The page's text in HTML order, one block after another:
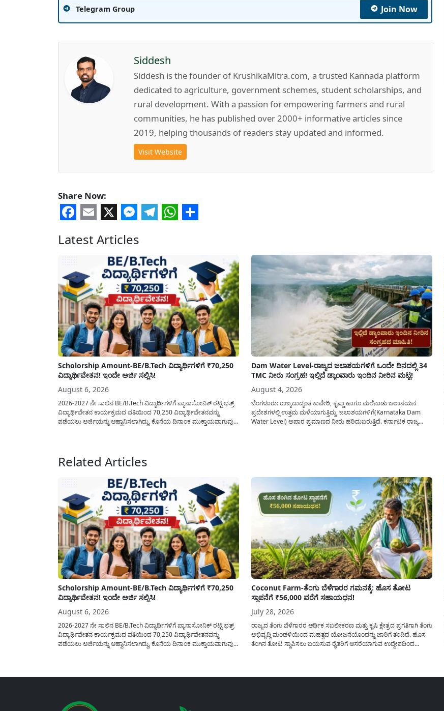
Telegram Group Join Now
Siddesh
Siddesh is the founder of KrushikaMitra.com, a trusted Kannada platform
dedicated to agriculture, government schemes, student scholarships, and
rural development. With a passion for empowering farmers and rural
communities, he has published over 2000+ informative articles since
2019, helping thousands of readers stay updated and informed.
Visit Website
Share Now:
Facebook
Email
X Messenger
Telegram
WhatsApp
Share
Latest Articles
Scholorship Amount-BE/B.Tech ವಿದ್ಯಾರ್ಥಿಗಳಿಗೆ ₹70,250
ವಿದ್ಯಾರ್ಥಿವೇತನ! ಇಂದೇ ಅರ್ಜಿ ಸಲ್ಲಿಸಿ!
August 6, 2026
2026-2027 ನೇ ಸಾಲಿನ BE/B.Tech ವಿದ್ಯಾರ್ಥಿಗಳಿಗೆ ಪ್ಯಾನಾಸೋನಿಕ್ ರಟ್ಟಿ ಛತ್ರ್
ವಿದ್ಯಾರ್ಥಿವೇತನ ಕಾರ್ಯಕ್ರಮದ ವತಿಯಿಂದ 70,250 ವಿದ್ಯಾರ್ಥಿವೇತನವನ್ನು
ಪಡೆಯಲು ಅರ್ಜಿಯನ್ನು ಆಹ್ವಾನಿಸಲಾಗಿದ್ದು, ಕೊನೆಯ ದಿನಾಂಕ ಮುಕ್ತಾಯವಾಗುವುದ
Dam Water Level-ರಾಜ್ಯದ ಜಲಾಶಯಗಳಿಗೆ ಒಂದೇ ದಿನದಲ್ಲಿ 34
TMC ನೀರು ಸಂಗ್ರಹ! ಇಲ್ಲಿದೆ ಡ್ಯಾಂವಾರು ಇಂದಿನ ನೀರಿನ ಮಟ್ಟ!
August 4, 2026
ಬೆಂಗಳೂರು: ರಾಜ್ಯದಾದ್ಯಂತ ಕಾವೇರಿ, ಕೃಷ್ಣಾ ಹಾಗೂ ಮಲೆನಾಡು ಜಲಾನಯನ
ಪ್ರದೇಶಗಳಲ್ಲಿ ಉತ್ತಮ ಮಳೆಯಾಗುತ್ತಿದ್ದು, ಜಲಾಶಯಗಳಿಗೆ(Karnataka Dam
Water Level) ಅಪಾರ ಪ್ರಮಾಣದ ನೀರು ಹರಿದುಬರುತ್ತಿದೆ. ಕರ್ನಾಟಕ ರಾಜ್ಯ
Related Articles
Scholorship Amount-BE/B.Tech ವಿದ್ಯಾರ್ಥಿಗಳಿಗೆ ₹70,250
ವಿದ್ಯಾರ್ಥಿವೇತನ! ಇಂದೇ ಅರ್ಜಿ ಸಲ್ಲಿಸಿ!
August 6, 2026
2026-2027 ನೇ ಸಾಲಿನ BE/B.Tech ವಿದ್ಯಾರ್ಥಿಗಳಿಗೆ ಪ್ಯಾನಾಸೋನಿಕ್ ರಟ್ಟಿ ಛತ್ರ್
ವಿದ್ಯಾರ್ಥಿವೇತನ ಕಾರ್ಯಕ್ರಮದ ವತಿಯಿಂದ 70,250 ವಿದ್ಯಾರ್ಥಿವೇತನವನ್ನು
ಪಡೆಯಲು ಅರ್ಜಿಯನ್ನು ಆಹ್ವಾನಿಸಲಾಗಿದ್ದು, ಕೊನೆಯ ದಿನಾಂಕ ಮುಕ್ತಾಯವಾಗುವುದ
Coconut Farm-ತೆಂಗು ಬೆಳೆಗಾರರ ಗಮನಕ್ಕೆ: ಹೊಸ ತೋಟ
ಸ್ಥಾಪನೆಗೆ ₹56,000 ವರೆಗೆ ಸಹಾಯಧನ!
July 28, 2026
ರಾಜ್ಯದ ತೆಂಗು ಬೆಳೆಗಾರರ ಆರ್ಥಿಕ ಸಬಲೀಕರಣ ಮತ್ತು ಕೃಷಿ ಕ್ಷೇತ್ರದ ಪ್ರಗತಿಗಾಗಿ ತೆಂಗು
ಅಭಿವೃದ್ದಿ ಮಂಡಳಿಯಿಂದ ಮಹತ್ವದ ಯೋಜನೆಯೊಂದನ್ನು ಜಾರಿಗೆ ತಂದಿದೆ. ಹೊಸ
ತೆಂಗಿನ ತೋಟ ಸ್ಥಾಪಿಸಲು ಬಯಸುವ ರೈತರಿಗೆ ಆಸರೆಯಾಗುವ ಉದ್ದೇಶದಿಂದ